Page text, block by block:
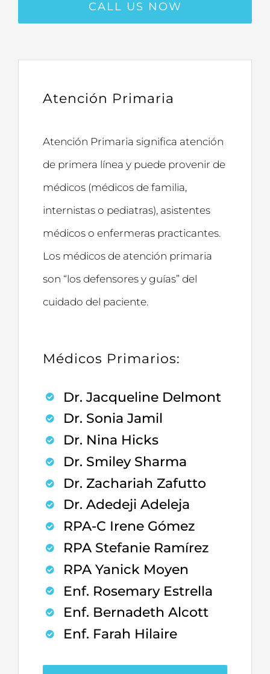
CALL US NOW
Atención Primaria
Atención Primaria significa atención
de primera línea y puede provenir de
médicos (médicos de familia,
internistas o pediatras), asistentes
médicos o enfermeras practicantes.
Los médicos de atención primaria
son “los defensores y guías” del
cuidado del paciente.
Médicos Primarios:
Dr. Jacqueline Delmont
Dr. Sonia Jamil
Dr. Nina Hicks
Dr. Smiley Sharma
Dr. Zachariah Zafutto
Dr. Adedeji Adeleja
RPA-C Irene Gómez
RPA Stefanie Ramírez
RPA Yanick Moyen
Enf. Rosemary Estrella
Enf. Bernadeth Alcott
Enf. Farah Hilaire